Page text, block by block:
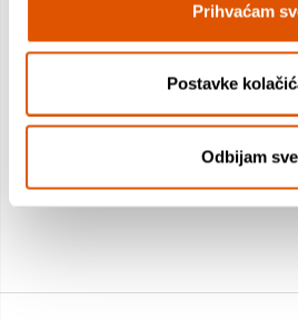
Prihvaćam
Postavke
Odbijam sve
Xiaomi cijev za Instant Hot
6,00 €
+